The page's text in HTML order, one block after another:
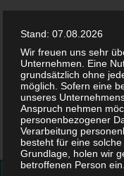
Stand: 07.08.2026
Wir freuen uns sehr
Unternehmen. Eine
grundsätzlich ohne
möglich. Sofern eine
unseres
Anspruch nehmen
personenbezogener
Verarbeitung
besteht für eine
Grundlage, holen wir
betroffenen Person ein.